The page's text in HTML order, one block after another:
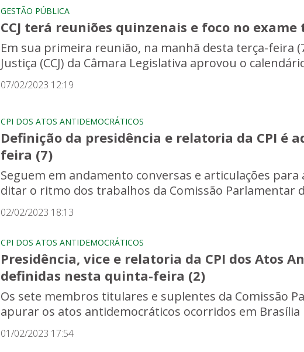
GESTÃO PÚBLICA
CCJ terá reuniões quinzenais e foco no
Em sua primeira reunião, na manhã desta terça-feira
Justiça (CCJ) da Câmara Legislativa aprovou o
07/02/2023 12:19
CPI DOS ATOS ANTIDEMOCRÁTICOS
Definição da presidência e relatoria da CPI é
feira (7)
Seguem em andamento conversas e articulações
ditar o ritmo dos trabalhos da Comissão Parlamentar
02/02/2023 18:13
CPI DOS ATOS ANTIDEMOCRÁTICOS
Presidência, vice e relatoria da CPI dos Atos
definidas nesta quinta-feira (2)
Os sete membros titulares e suplentes da Comissão
apurar os atos antidemocráticos ocorridos em Brasília
01/02/2023 17:54